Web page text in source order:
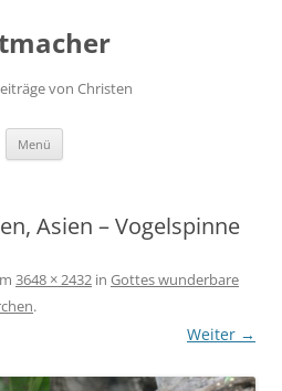
von Christen
Menü
Asien – Vogelspinne
3648 × 2432 in Gottes wunderbare
.
Weiter →